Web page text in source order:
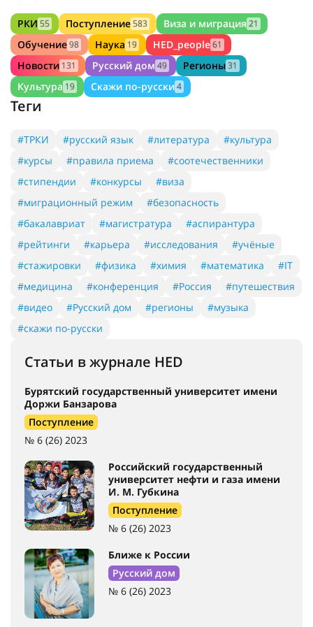
РКИ 55 Поступление583 Виза и миграция 21
Обучение98 Наука 19 HED_people61
Новости 131 Русский дом 49 Регионы31
Культура 19 Скажи по-русски4
Теги
#ТРКИ #русский язык #литература
#культура
#курсы
#правила приема
#соотечественники
#стипендии
#конкурсы
#виза
#миграционный режим
#безопасность
#бакалавриат
#магистратура
#аспирантура
#рейтинги
#карьера #исследования
#учёные
#стажировки
#физика #химия #математика
#IT
#медицина
#конференция #Россия
#путешествия
#видео
#Русский дом #регионы
#музыка
#скажи по-русски
Статьи в журнале HED
Бурятский государственный университет имени
Доржи Банзарова
Поступление
№ 6 (26) 2023
Российский государственный
университет нефти и газа имени
И. М. Губкина
Поступление
№ 6 (26) 2023
Ближе к России
Русский дом
№ 6 (26) 2023